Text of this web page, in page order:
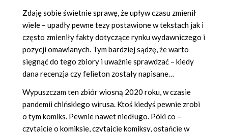
Zdaję sobie świetnie sprawę, że upływ czasu zmienił
wiele – upadły pewne tezy postawione w tekstach jak i
często zmieniły fakty dotyczące rynku wydawniczego i
pozycji omawianych. Tym bardziej sądzę, że warto
sięgnąć do tego zbiory i uważnie sprawdzać – kiedy
dana recenzja czy felieton zostały napisane…
Wypuszczam ten zbiór wiosną 2020 roku, w czasie
pandemii chińskiego wirusa. Ktoś kiedyś pewnie zrobi
o tym komiks. Pewnie nawet niedługo. Póki co –
czytajcie o komiksie, czytajcie komiksy, ostańcie w